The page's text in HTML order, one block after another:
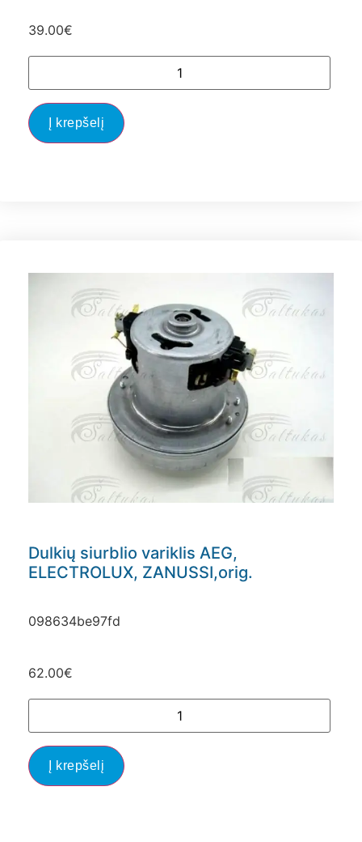
39.00€
Į krepšelį
Dulkių siurblio variklis AEG,
ELECTROLUX, ZANUSSI,orig.
098634be97fd
62.00€
Į krepšelį